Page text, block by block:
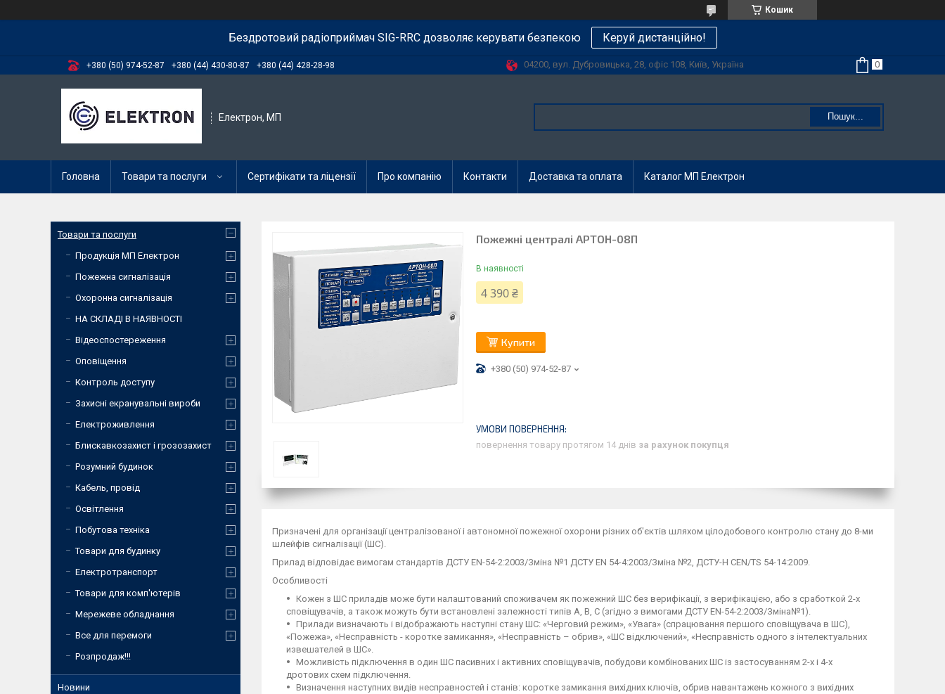
Кошик
Бездротовий радіоприймач SIG-RRC дозволяє керувати безпекою Керуй дистанційно!
+380 (50) 974-52-87 +380 (44) 430-80-87 +380 (44) 428-28-98 04200, вул. Дубровицька, 28, офіс 108, Київ, Україна
Електрон, МП Пошук...
Головна Товари та послуги Сертифікати та ліцензії Про компанію Контакти Доставка та оплата Каталог МП Електрон
Пожежні централі АРТОН-08П
В наявності
4 390 ₴
Купити
+380 (50) 974-52-87
повернення товару протягом 14 днів за рахунок покупця
Призначені для організації централізованої і автономної пожежної охорони різних об'єктів шляхом цілодобового контролю стану до 8-ми
шлейфів сигналізації (ШС).
Прилад відповідає вимогам стандартів ДСТУ EN-54-2:2003/Зміна №1 ДСТУ EN 54-4:2003/Зміна №2, ДСТУ-H CEN/TS 54-14:2009.
Особливості
Кожен з ШС приладів може бути налаштований споживачем як пожежний ШС без верифікації, з верифікацією, або з сработкой 2-х
сповіщувачів, а також можуть бути встановлені залежності типів А, B, C (згідно з вимогами ДСТУ EN-54-2:2003/Зміна№1).
Прилади визначають і відображають наступні стану ШС: «Черговий режим», «Увага» (спрацювання першого сповіщувача в ШС),
«Пожежа», «Несправність - коротке замикання», «Несправність – обрив», «ШС відключений», «Несправність одного з інтелектуальних
извешателей в ШС».
Можливість підключення в один ШС пасивних і активних сповіщувачів, побудови комбінованих ШС із застосуванням 2-х і 4-х
дротових схем підключення.
Визначення наступних видів несправностей і станів: коротке замикання вихідних ключів, обрив навантажень кожного з вихідних
Товари та послуги
Продукція МП Електрон
Пожежна сигналізація
Охоронна сигналізація
НА СКЛАДІ В НАЯВНОСТІ
Відеоспостереження
Оповіщення
Контроль доступу
Захисні екранувальні вироби
Електроживлення
Блискавкозахист і грозозахист
Розумний будинок
Кабель, провід
Освітлення
Побутова техніка
Товари для будинку
Електротранспорт
Товари для комп'ютерів
Мережеве обладнання
Все для перемоги
Розпродаж!!!
Новини